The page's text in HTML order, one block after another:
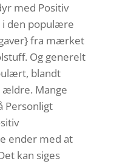
med Positiv
i den populære
fra mærket
Og generelt
blandt
ældre. Mange
Personligt
ender med at
kan siges